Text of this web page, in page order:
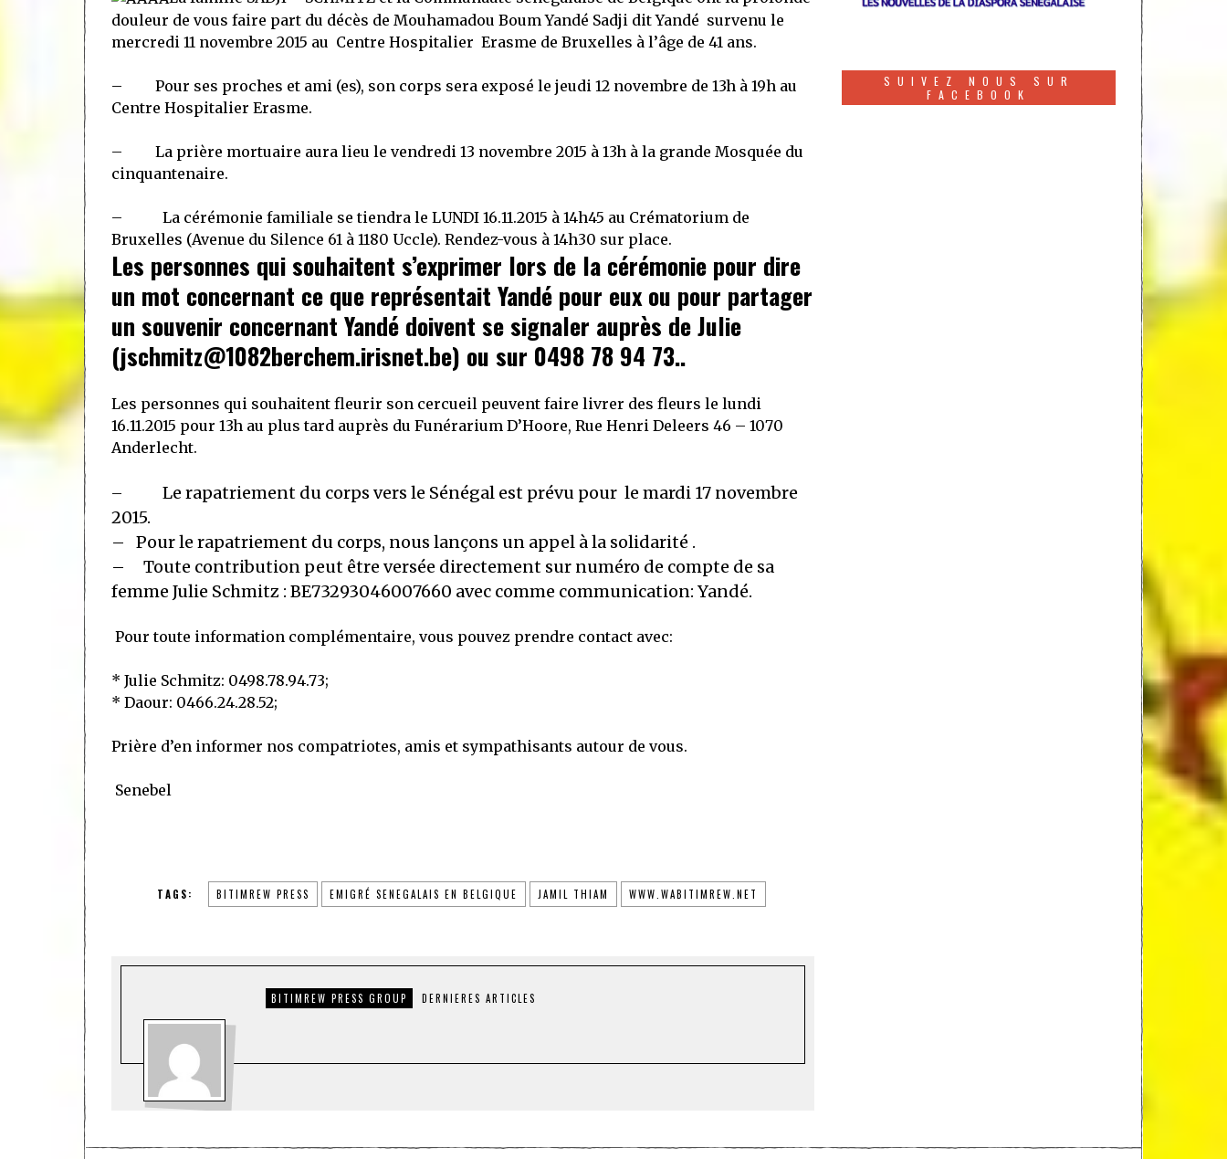
douleur de vous faire part du décès de Mouhamadou Boum Yandé Sadji dit Yandé survenu le
mercredi 11 novembre 2015 au Centre Hospitalier Erasme de Bruxelles à l’âge de 41 ans.
– Pour ses proches et ami (es), son corps sera exposé le jeudi 12 novembre de 13h à 19h au
Centre Hospitalier Erasme.
– La prière mortuaire aura lieu le vendredi 13 novembre 2015 à 13h à la grande Mosquée du
cinquantenaire.
– La cérémonie familiale se tiendra le LUNDI 16.11.2015 à 14h45 au Crématorium de
Bruxelles (Avenue du Silence 61 à 1180 Uccle). Rendez-vous à 14h30 sur place.
Les personnes qui souhaitent s’exprimer lors de la cérémonie pour dire
un mot concernant ce que représentait Yandé pour eux ou pour partager
un souvenir concernant Yandé doivent se signaler auprès de Julie
(jschmitz@1082berchem.irisnet.be) ou sur 0498 78 94 73..
Les personnes qui souhaitent fleurir son cercueil peuvent faire livrer des fleurs le lundi
16.11.2015 pour 13h au plus tard auprès du Funérarium D’Hoore, Rue Henri Deleers 46 – 1070
Anderlecht.
– Le rapatriement du corps vers le Sénégal est prévu pour le mardi 17 novembre
2015.
–
Pour le rapatriement du corps, nous lançons un appel à la solidarité .
–
Toute contribution peut être versée directement sur numéro de compte de sa
femme Julie Schmitz : BE73293046007660 avec comme communication: Yandé.
Pour toute information complémentaire, vous pouvez prendre contact avec:
* Julie Schmitz: 0498.78.94.73;
* Daour: 0466.24.28.52;
Prière d’en informer nos compatriotes, amis et sympathisants autour de vous.
Senebel
TAGS: BITIMREW PRESS EMIGRÉ SENEGALAIS EN BELGIQUE JAMIL THIAM WWW.WABITIMREW.NET
BITIMREW PRESS GROUP DERNIERES ARTICLES
SUIVEZ NOUS SUR
FACEBOOK